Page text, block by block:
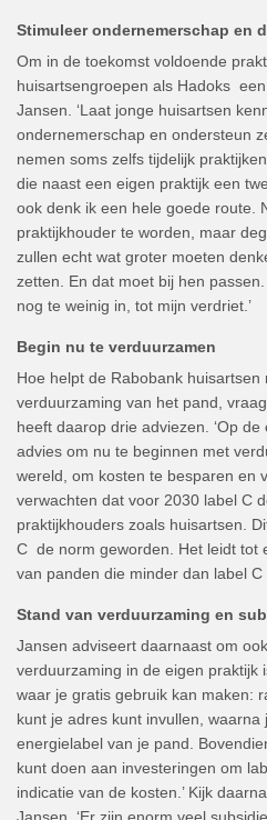
Stimuleer ondernemerschap en
Om in de toekomst voldoende
huisartsengroepen als Hadoks
Jansen. ‘Laat jonge huisartsen
ondernemerschap en ondersteun
nemen soms zelfs tijdelijk
die naast een eigen praktijk een
ook denk ik een hele goede route.
praktijkhouder te worden, maar
zullen echt wat groter moeten
zetten. En dat moet bij hen
nog te weinig in, tot mijn verdriet.’
Begin nu te verduurzamen
Hoe helpt de Rabobank
verduurzaming van het pand,
heeft daarop drie adviezen. ‘Op
advies om nu te beginnen met
wereld, om kosten te besparen en
verwachten dat voor 2030 label C
praktijkhouders zoals huisartsen.
C de norm geworden. Het leidt tot
van panden die minder dan label C
Stand van verduurzaming en
Jansen adviseert daarnaast om
verduurzaming in de eigen praktijk
waar je gratis gebruik kan maken:
kunt je adres kunt invullen,
energielabel van je pand.
kunt doen aan investeringen om
indicatie van de kosten.’ Kijk